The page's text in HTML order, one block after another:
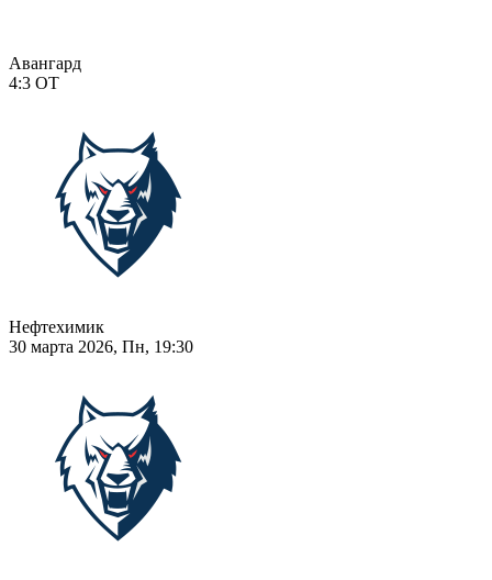
Авангард
4:3 ОТ
Нефтехимик
30 марта 2026, Пн, 19:30